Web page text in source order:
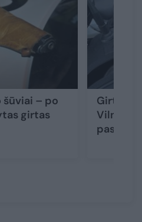
šūviai – po
girtas
Girtas
Vilniaus